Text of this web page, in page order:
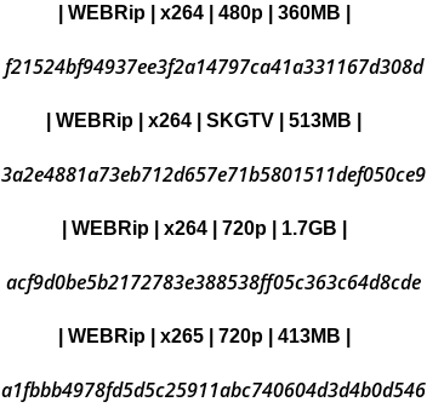
| WEBRip | x264 | 480p | 360MB |
f21524bf94937ee3f2a14797ca41a331167d308d
|WEBRip | x264 | SKGTV | 513MB |
3a2e4881a73eb712d657e71b5801511def050ce9
| WEBRip | x264 | 720p | 1.7GB |
acf9d0be5b2172783e388538ff05c363c64d8cde
| WEBRip | x265 | 720p | 413MB |
a1fbbb4978fd5d5c25911abc740604d3d4b0d546